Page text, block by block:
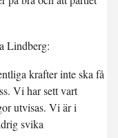
Lindberg:
krafter inte ska få
Vi har sett vart
utvisas. Vi är i
svika